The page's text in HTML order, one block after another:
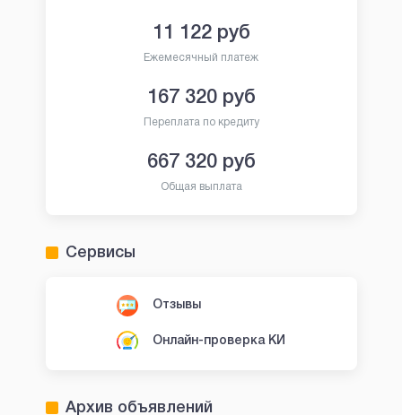
11 122руб
Ежемесячный платеж
167 320руб
Переплата по кредиту
667 320руб
Общая выплата
Сервисы
Отзывы
Онлайн-проверка КИ
Архив объявлений